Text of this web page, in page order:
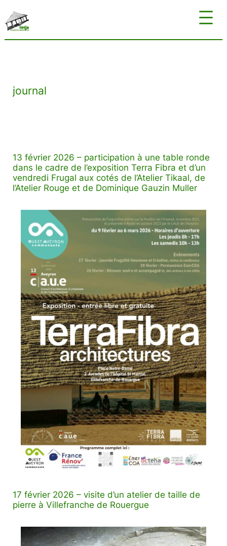
au
contenu
journal
13 février 2026 – participation à une table ronde
dans le cadre de l’exposition Terra Fibra et d’un
vendredi Frugal aux cotés de l’Atelier Tikaal, de
l’Atelier Rouge et de Dominique Gauzin Muller
17 février 2026 – visite d’un atelier de taille de
pierre à Villefranche de Rouergue